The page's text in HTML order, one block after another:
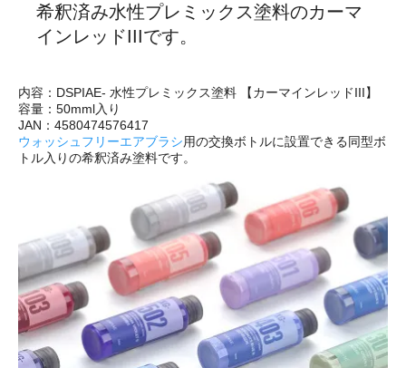
希釈済み水性プレミックス塗料のカーマ
インレッドIIIです。
内容：DSPIAE- 水性プレミックス塗料 【カーマインレッドIII】
容量：50mml入り
JAN：4580474576417
ウォッシュフリーエアブラシ用の交換ボトルに設置できる同型ボ
トル入りの希釈済み塗料です。